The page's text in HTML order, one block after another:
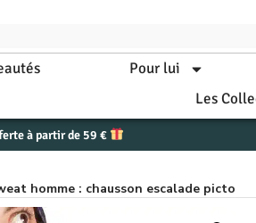
Pour lui
Les
à partir de 59 €
homme : chausson escalade picto